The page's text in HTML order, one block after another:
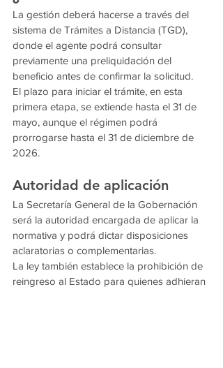
La gestión deberá hacerse a través del
sistema de Trámites a Distancia (TGD),
donde el agente podrá consultar
previamente una preliquidación del
beneficio antes de confirmar la solicitud.
El plazo para iniciar el trámite, en esta
primera etapa, se extiende hasta el 31 de
mayo, aunque el régimen podrá
prorrogarse hasta el 31 de diciembre de
2026.
Autoridad de aplicación
La Secretaría General de la Gobernación
será la autoridad encargada de aplicar la
normativa y podrá dictar disposiciones
aclaratorias o complementarias.
La ley también establece la prohibición de
reingreso al Estado para quienes adhieran